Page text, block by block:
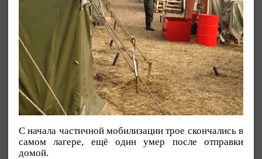
С начала частичной мобилизации трое скончались в
самом лагере, ещё один умер после отправки
домой.